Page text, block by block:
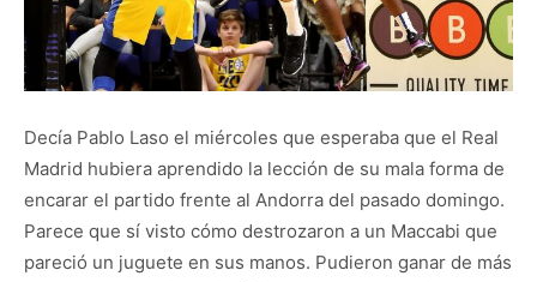
Decía Pablo Laso el miércoles que esperaba que el Real
Madrid hubiera aprendido la lección de su mala forma de
encarar el partido frente al Andorra del pasado domingo.
Parece que sí visto cómo destrozaron a un Maccabi que
pareció un juguete en sus manos. Pudieron ganar de más